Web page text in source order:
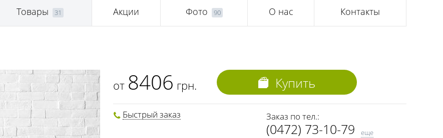
Товары 31 Акции Фото 90 О нас Контакты
от 8406 грн. Купить
Быстрый заказ Заказ по тел.:
(0472) 73-10-79
еще